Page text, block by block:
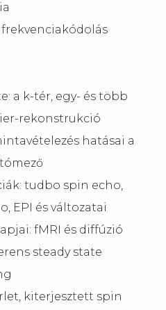
a k-tér, egy- és több
rekonstrukció
hatásai a
tudbo spin echo,
EPI és változatai
fMRI és diffúzió
steady state
kiterjesztett spin